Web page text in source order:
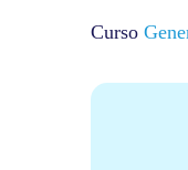
Curso